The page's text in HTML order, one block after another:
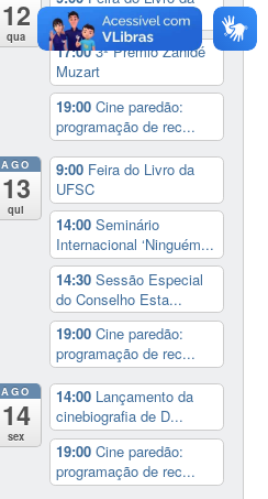
12
qua
UFSC
17:003º Prêmio Zahidé
Muzart
19:00Cine paredão:
programação de rec...
AGO
13
qui
9:00 Feira do Livro da
UFSC
14:00Seminário
Internacional ‘Ninguém...
14:30Sessão Especial
do Conselho Esta...
19:00Cine paredão:
programação de rec...
AGO
14
sex
14:00 Lançamento da
cinebiografia de D...
19:00Cine paredão:
programação de rec...